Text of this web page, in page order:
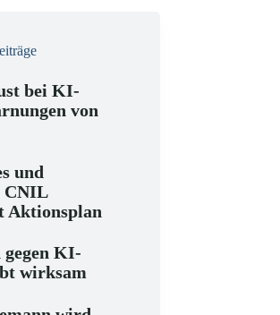
bei KI-
von
und
CNIL
Aktionsplan
KI-
wirksam